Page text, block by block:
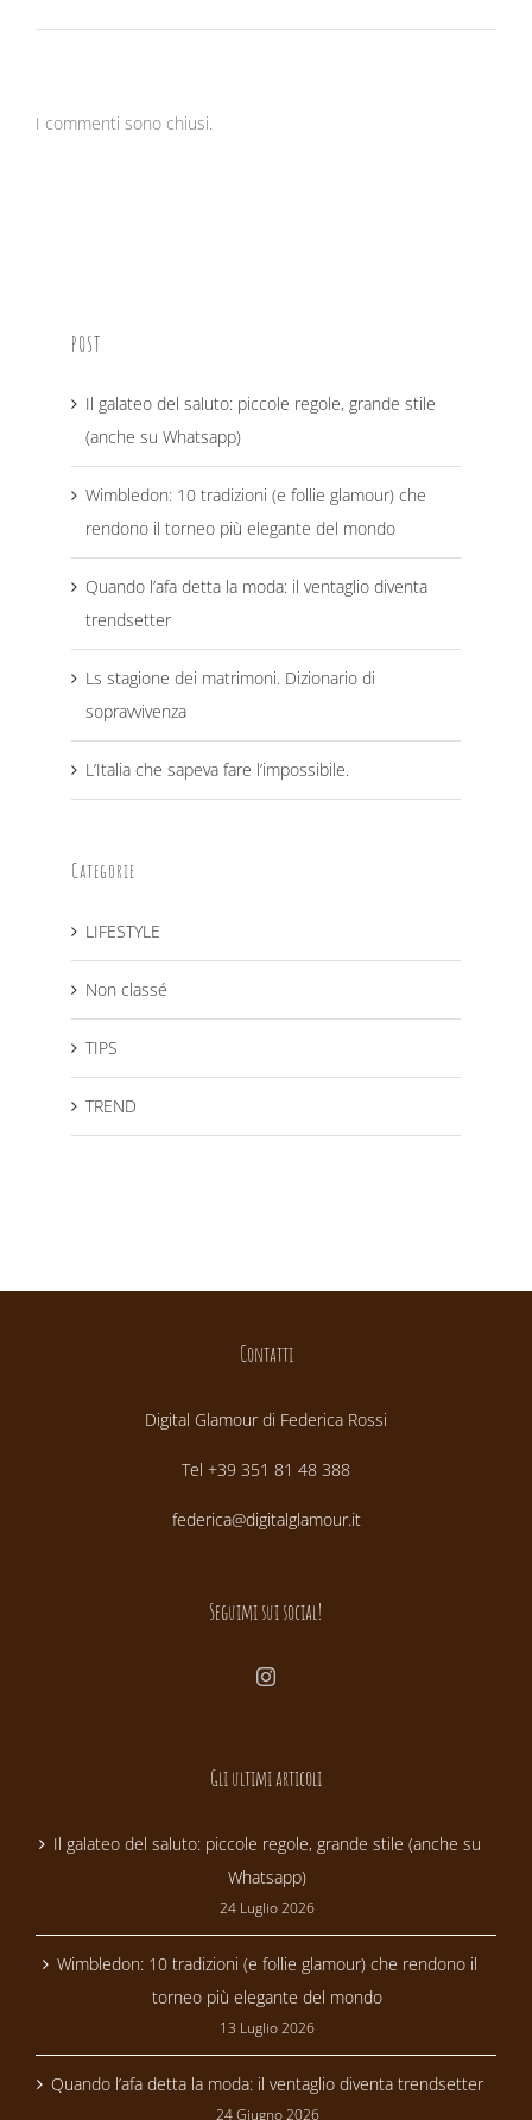
I commenti sono chiusi.
POST
Il galateo del saluto: piccole regole, grande stile
(anche su Whatsapp)
Wimbledon: 10 tradizioni (e follie glamour) che
rendono il torneo più elegante del mondo
Quando l’afa detta la moda: il ventaglio diventa
trendsetter
Ls stagione dei matrimoni. Dizionario di
sopravvivenza
L’Italia che sapeva fare l’impossibile.
Categorie
LIFESTYLE
Non classé
TIPS
TREND
Contatti
Digital Glamour di Federica Rossi
Tel +39 351 81 48 388
federica@digitalglamour.it
Seguimi sui social!
Gli ultimi articoli
Il galateo del saluto: piccole regole, grande stile (anche su
Whatsapp)
24 Luglio 2026
Wimbledon: 10 tradizioni (e follie glamour) che rendono il
torneo più elegante del mondo
13 Luglio 2026
Quando l’afa detta la moda: il ventaglio diventa trendsetter
24 Giugno 2026